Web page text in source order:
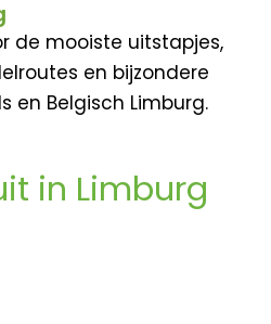
de mooiste uitstapjes,
en bijzondere
en Belgisch Limburg.
in Limburg